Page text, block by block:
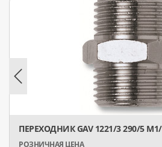
ПЕРЕХОДНИК GAV 1221/3 290/5